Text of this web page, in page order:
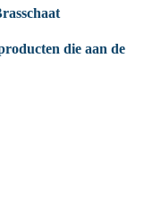
die aan de